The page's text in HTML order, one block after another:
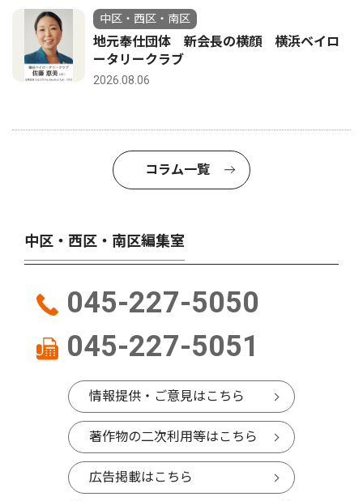
中区・西区・南区
地元奉仕団体 新会長の横顔 横浜ベイロ
ータリークラブ
2026.08.06
コラム一覧
中区・西区・南区編集室
045-227-5050
045-227-5051
情報提供・ご意見はこちら
著作物の二次利用等はこちら
広告掲載はこちら